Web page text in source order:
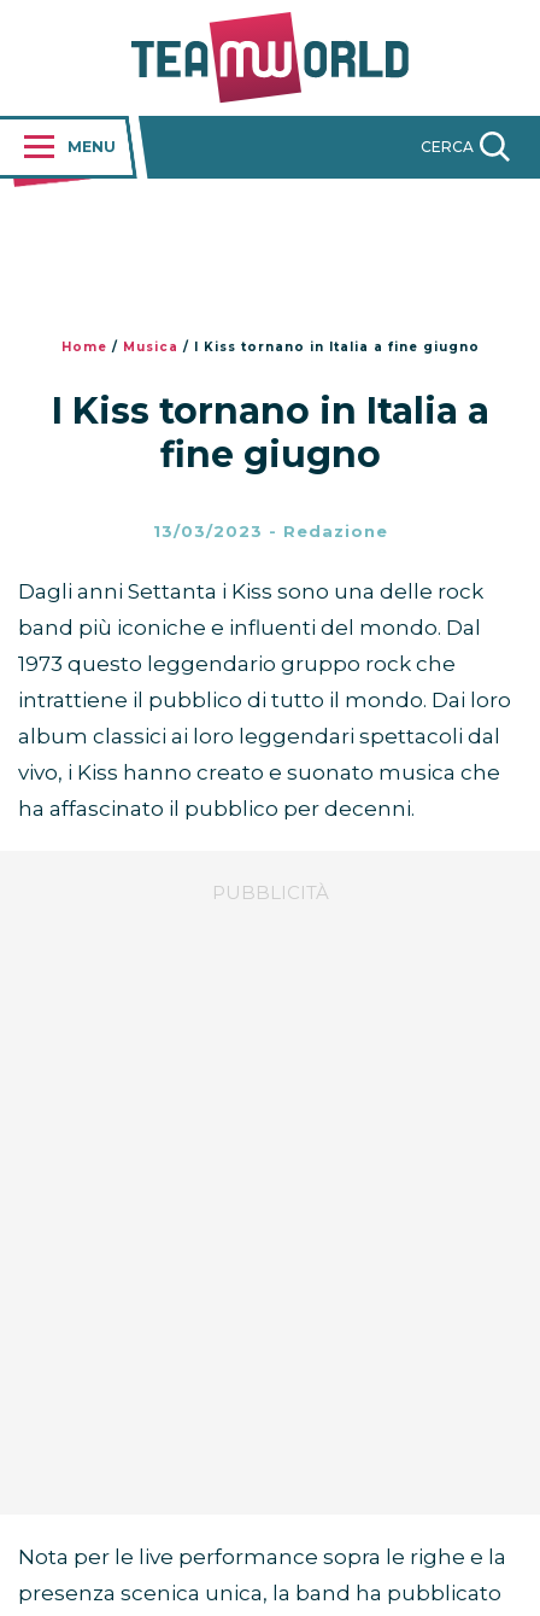
MENU CERCA
Home / Musica / I Kiss tornano in Italia a fine giugno
I Kiss tornano in Italia a
fine giugno
13/03/2023 - Redazione
Dagli anni Settanta i Kiss sono una delle rock
band più iconiche e influenti del mondo. Dal
1973 questo leggendario gruppo rock che
intrattiene il pubblico di tutto il mondo. Dai loro
album classici ai loro leggendari spettacoli dal
vivo, i Kiss hanno creato e suonato musica che
ha affascinato il pubblico per decenni.
Nota per le live performance sopra le righe e la
presenza scenica unica, la band ha pubblicato